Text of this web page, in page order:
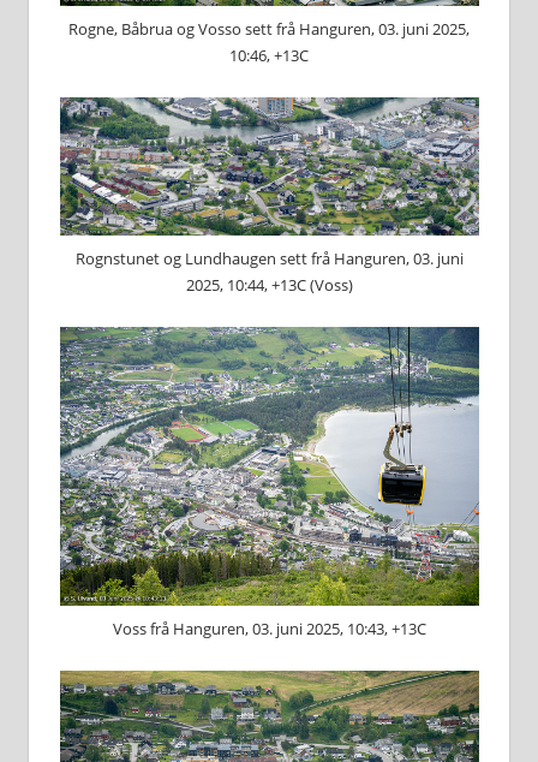
Rogne, Båbrua og Vosso sett frå Hanguren, 03. juni 2025,
10:46, +13C
Rognstunet og Lundhaugen sett frå Hanguren, 03. juni
2025, 10:44, +13C (Voss)
Voss frå Hanguren, 03. juni 2025, 10:43, +13C